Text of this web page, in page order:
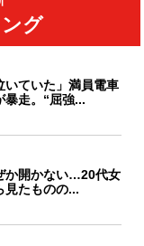
グ
いていた」満員電車
暴走。“屈強...
か開かない…20代女
見たものの...